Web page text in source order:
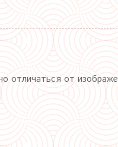
отличаться от